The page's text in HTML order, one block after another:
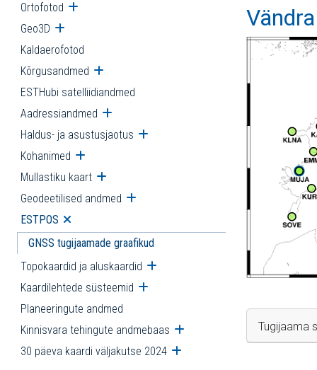
Ortofotod Ava alammenüü
Geo3D Ava alammenüü
Kaldaerofotod
Kõrgusandmed Ava alammenüü
ESTHubi satelliidiandmed
Aadressiandmed Ava alammenüü
Haldus- ja asustusjaotus Ava alammenüü
Kohanimed Ava alammenüü
Mullastiku kaart Ava alammenüü
Geodeetilised andmed Ava alammenüü
ESTPOS Ava alammenüü
GNSS tugijaamade graafikud
Topokaardid ja aluskaardid Ava alammenüü
Kaardilehtede süsteemid Ava alammenüü
Planeeringute andmed
Kinnisvara tehingute andmebaas Ava alammenüü
30 päeva kaardi väljakutse 2024 Ava alammenüü
Tugijaama